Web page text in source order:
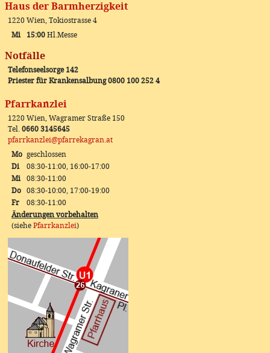
Haus der Barmherzigkeit
1220 Wien, Tokiostrasse 4
Mi
15:00 Hl.Messe
Notfälle
Telefonseelsorge 142
Priester für Krankensalbung 0800 100 252 4
Pfarrkanzlei
1220 Wien, Wagramer Straße 150
Tel. 0660 3145645
pfarrkanzlei@pfarrekagran.at
Mo geschlossen
Di
08:30-11:00, 16:00-17:00
Mi
08:30-11:00
Do
08:30-10:00, 17:00-19:00
Fr
08:30-11:00
Änderungen vorbehalten
(siehe Pfarrkanzlei)